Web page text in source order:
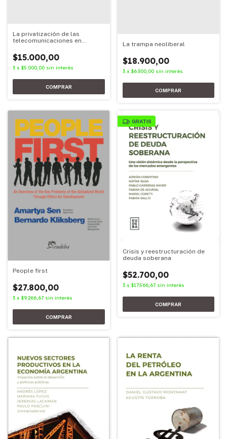
La privatización de las
telecomunicaciones en
$15.000,00
3 x $5.000,00 sin interés
La trampa neoliberal
$18.900,00
3 x $6.300,00 sin interés
People first
$27.800,00
3 x $9.266,67 sin interés
GRATIS
Crisis y reestructuración de
deuda soberana
$52.700,00
3 x $17.566,67 sin interés